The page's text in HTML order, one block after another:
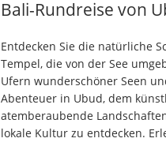
Bali-Rundreise von
Entdecken Sie die natürliche
Tempel, die von der See
Ufern wunderschöner Seen
Abenteuer in Ubud, dem
atemberaubende
lokale Kultur zu entdecken.